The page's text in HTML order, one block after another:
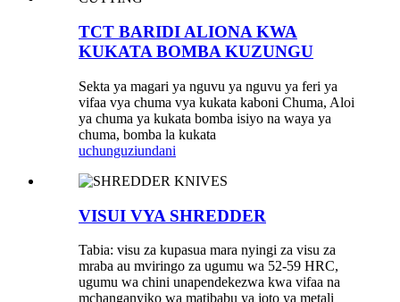
TCT BARIDI ALIONA KWA
KUKATA BOMBA KUZUNGU
Sekta ya magari ya nguvu ya nguvu ya feri ya
vifaa vya chuma vya kukata kaboni Chuma, Aloi
ya chuma ya kukata bomba isiyo na waya ya
chuma, bomba la kukata
uchunguziundani
VISUI VYA SHREDDER
Tabia: visu za kupasua mara nyingi za visu za
mraba au mviringo za ugumu wa 52-59 HRC,
ugumu wa chini unapendekezwa kwa vifaa na
mchanganyiko wa matibabu ya joto ya metali